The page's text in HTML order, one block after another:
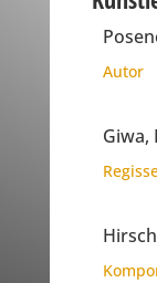
Autor
Giwa,